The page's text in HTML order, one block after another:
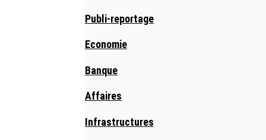
Publi-reportage
Economie
Banque
Affaires
Infrastructures